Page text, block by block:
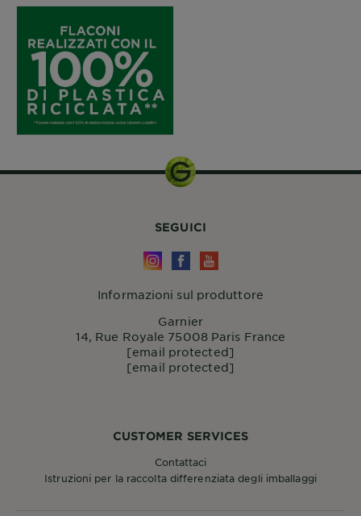
CUSTOMER SERVICES
Contattaci
Istruzioni per la raccolta differenziata degli imballaggi
SEGUICI
Informazioni sul produttore
Garnier
14, Rue Royale 75008 Paris France
[email protected]
[email protected]